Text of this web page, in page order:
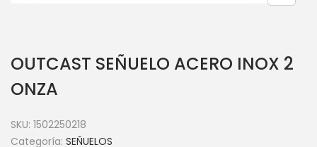
OUTCAST SEÑUELO ACERO INOX 2
ONZA
SKU: 1502250218
Categoría: SEÑUELOS